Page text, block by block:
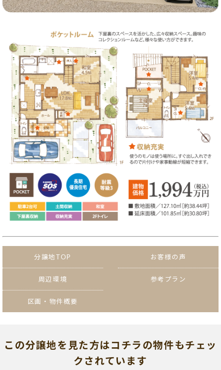
分譲地TOP お客様の声
周辺環境 参考プラン
区画・物件概要
この分譲地を見た方はコチラの物件もチェッ
クされています